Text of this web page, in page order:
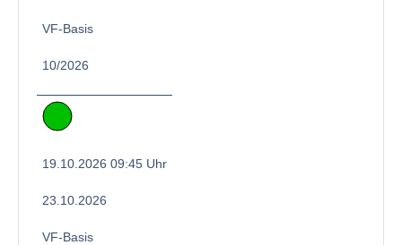
VF-Basis
10/2026
19.10.2026 09:45 Uhr
23.10.2026
VF-Basis